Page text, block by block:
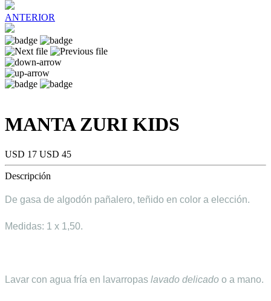
ANTERIOR
MANTA ZURI KIDS
USD 17 USD 45
Descripción
De gasa de algodón pañalero, teñido en color a elección.
Medidas: 1 x 1,50.
Lavar con agua fría en lavarropas lavado delicado o a mano.